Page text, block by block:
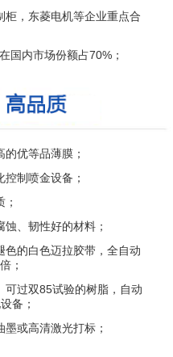
柜，东菱电机等企业重点合
国内市场份额占70%；
优等品薄膜；
制喷金设备；
、韧性好的材料；
色的白色迈拉胶带，全自动
；
可过双85试验的树脂，自动
备；
或高清激光打标；